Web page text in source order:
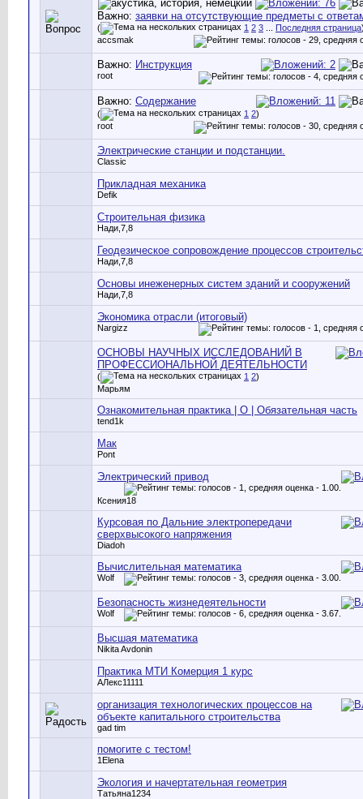
Важно: заявки на отсутствующие предметы с
( 1 2 3 Последняя страница
accsmak
Важно: Инструкция
root
Важно: Содержание
( 1 2)
root
Электрические станции и подстанции.
Classic
Прикладная механика
Defik
Строительная физика
Нади,7,8
Геодезическое сопровождение процессов
Нади,7,8
Основы инеженерных систем зданий и сооружений
Нади,7,8
Экономика отрасли (итоговый)
Nargizz
ОСНОВЫ НАУЧНЫХ ИССЛЕДОВАНИЙ В
ПРОФЕССИОНАЛЬНОЙ ДЕЯТЕЛЬНОСТИ
( 1 2)
Марьям
Ознакомительная практика | О | Обязательная часть
tend1k
Мак
Pont
Электрический привод
Ксения18
Курсовая по Дальние электропередачи
сверхвысокого напряжения
Diadoh
Вычислительная математика
Wolf
Безопасность жизнедеятельности
Wolf
Высшая математика
Nikita Avdonin
Практика МТИ Комерция 1 курс
АЛекс11111
организация технологических процессов на
объекте капитального строительства
gad tim
помогите с тестом!
1Elena
Экология и начертательная геометрия
Татьяна1234